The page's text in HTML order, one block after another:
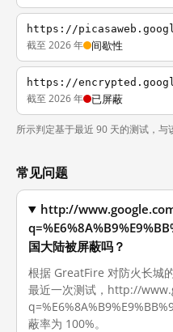
https://
截至 2026 年 间歇性
https://
截至 2026 年 已屏蔽
所示判定基于最近 90 天的测试，与
常见问题
http://
国大陆被屏蔽吗？
根据 GreatFire 对防火长城
最近一次测试，http://
蔽率为 100%。